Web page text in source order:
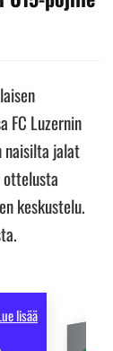
FC Luzernin
naisilta jalat
keskustelu.
lisää